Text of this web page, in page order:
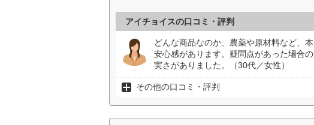
アイチョイスの口コミ・評判
どんな商品なのか、農薬や原材料など、
安心感があります。疑問点があった場合
実さがありました。（30代／女性）
その他の口コミ・評判